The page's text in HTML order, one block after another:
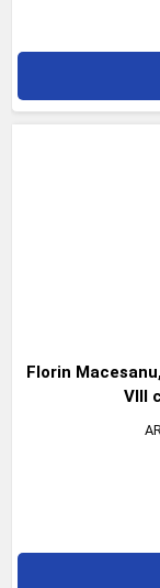
Florin
VIII